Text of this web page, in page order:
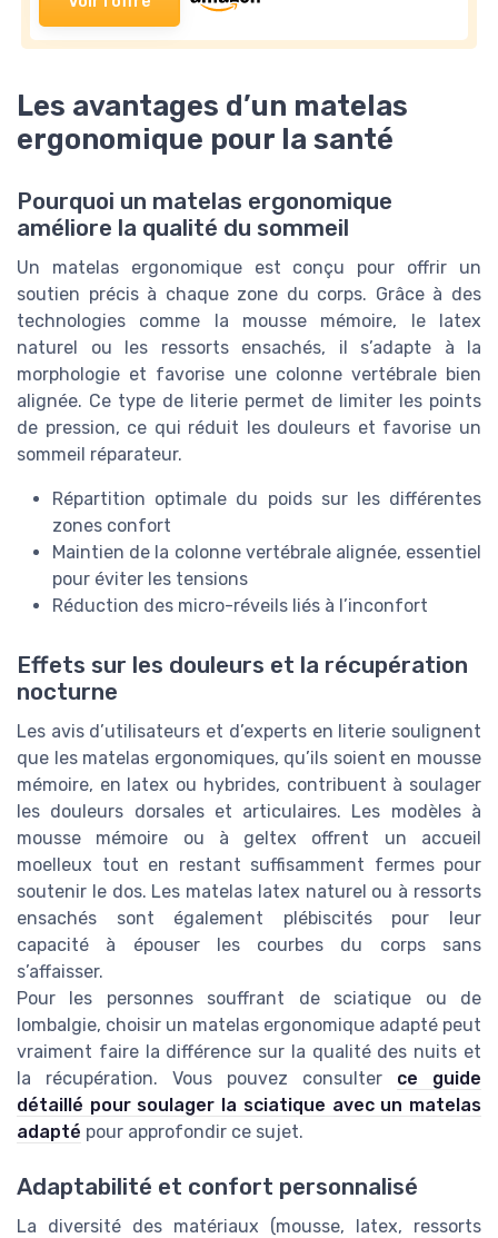
Les avantages d’un matelas
ergonomique pour la santé
Pourquoi un matelas ergonomique
améliore la qualité du sommeil
Un matelas ergonomique est conçu pour offrir un
soutien précis à chaque zone du corps. Grâce à des
technologies comme la mousse mémoire, le latex
naturel ou les ressorts ensachés, il s’adapte à la
morphologie et favorise une colonne vertébrale bien
alignée. Ce type de literie permet de limiter les points
de pression, ce qui réduit les douleurs et favorise un
sommeil réparateur.
Répartition optimale du poids sur les différentes
zones confort
Maintien de la colonne vertébrale alignée, essentiel
pour éviter les tensions
Réduction des micro-réveils liés à l’inconfort
Effets sur les douleurs et la récupération
nocturne
Les avis d’utilisateurs et d’experts en literie soulignent
que les matelas ergonomiques, qu’ils soient en mousse
mémoire, en latex ou hybrides, contribuent à soulager
les douleurs dorsales et articulaires. Les modèles à
mousse mémoire ou à geltex offrent un accueil
moelleux tout en restant suffisamment fermes pour
soutenir le dos. Les matelas latex naturel ou à ressorts
ensachés sont également plébiscités pour leur
capacité à épouser les courbes du corps sans
s’affaisser.
Pour les personnes souffrant de sciatique ou de
lombalgie, choisir un matelas ergonomique adapté peut
vraiment faire la différence sur la qualité des nuits et
la récupération. Vous pouvez consulter ce guide
détaillé pour soulager la sciatique avec un matelas
adapté pour approfondir ce sujet.
Adaptabilité et confort personnalisé
La diversité des matériaux (mousse, latex, ressorts